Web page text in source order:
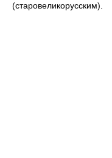
(старовеликорусским).